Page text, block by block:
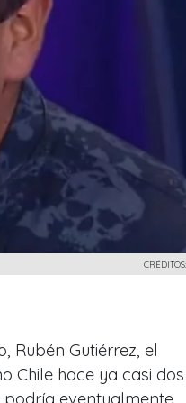
Rubén Gutiérrez, el
Chile hace ya casi dos
podría eventualmente